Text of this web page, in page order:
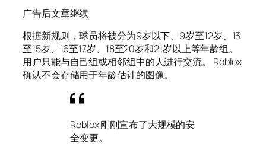
广告后文章继续
根据新规则，球员将被分为9岁以下、9岁至12岁、13
至15岁、16至17岁、18至20岁和21岁以上等年龄组。
用户只能与自己组或相邻组中的人进行交流。 Roblox
确认不会存储用于年龄估计的图像。
Roblox 刚刚宣布了大规模的安
全变更。